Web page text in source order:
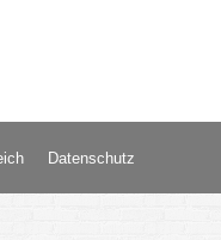
Datenschutz